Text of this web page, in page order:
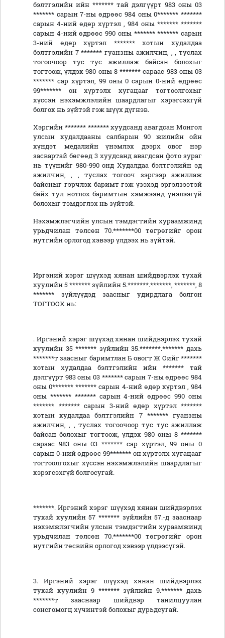
бэлтгэлийн ийн ******* тай дэлгүүрт 983 оны 03
******* сарын 7-ны өдрөөс 984 оны 0******* *******
сарын 4-ний өдөр хүртэл , 984 оны ******* *******
сарын 4-ний өдрөөс 990 оны ******* ******* сарын
3-ний өдөр хүртэл ******* хотын худалдаа
бэлтгэлийн 7 ******* гуанзны ажилчин, , , туслах
тогоочоор тус тус ажиллаж байсан болохыг
тогтоож, үлдэх 980 оны 8 ******* сараас 983 оны 03
******* сар хүртэл, 99 оны 0 сарын 0-ний өдрөөс
99******* он хүртэлх хугацааг тогтоолгохыг
хүссэн нэхэмжлэлийн шаардлагыг хэрэгсэхгүй
болгох нь зүйтэй гэж шүүх дүгнэв.
Хэргийн ******* ******* хуудсанд авагдсан Монгол
улсын худалдааны салбарын 90 жилийн ойн
хүндэт медалийн үнэмлэх дээрх овог нэр
засвартай бөгөөд 3 хуудсанд авагдсан фото зураг
нь түүнийг 980-990 онд Худалдаа бэлтгэлийн эд
ажилчин, , , туслах тогооч зэргээр ажиллаж
байсныг гэрчлэх баримт гэж үзэхэд эргэлзээтэй
байх тул нотлох баримтын хэмжээнд үнэлээгүй
болохыг тэмдэглэх нь зүйтэй.
Нэхэмжлэгчийн улсын тэмдэгтийн хураамжинд
урьдчилан төлсөн 70.*******00 төгрөгийг орон
нутгийн орлогод хэвээр үлдээх нь зүйтэй.
Иргэний хэрэг шүүхэд хянан шийдвэрлэх тухай
хуулийн 5 ******* зүйлийн 5.*******.*******, *******, 8
******* зүйлүүдэд заасныг удирдлага болгон
ТОГТООХ нь:
. Иргэний хэрэг шүүхэд хянан шийдвэрлэх тухай
хуулийн 35 ******* зүйлийн 35.*******.******* дахь
*******т заасныг баримтлан Б овогт Ж Оийг *******
хотын худалдаа бэлтгэлийн ийн ******* тай
дэлгүүрт 983 оны 03 ******* сарын 7-ны өдрөөс 984
оны 0******* ******* сарын 4-ний өдөр хүртэл , 984
оны ******* ******* сарын 4-ний өдрөөс 990 оны
******* ******* сарын 3-ний өдөр хүртэл *******
хотын худалдаа бэлтгэлийн 7 ******* гуанзны
ажилчин, , , туслах тогоочоор тус тус ажиллаж
байсан болохыг тогтоож, үлдэх 980 оны 8 *******
сараас 983 оны 03 ******* сар хүртэл, 99 оны 0
сарын 0-ний өдрөөс 99******* он хүртэлх хугацааг
тогтоолгохыг хүссэн нэхэмжлэлийн шаардлагыг
хэрэгсэхгүй болгосугай.
*******. Иргэний хэрэг шүүхэд хянан шийдвэрлэх
тухай хуулийн 57 ******* зүйлийн 57.-д зааснаар
нэхэмжлэгчийн улсын тэмдэгтийн хураамжинд
урьдчилан төлсөн 70.*******00 төгрөгийг орон
нутгийн төсвийн орлогод хэвээр үлдээсүгэй.
3. Иргэний хэрэг шүүхэд хянан шийдвэрлэх
тухай хуулийн 9 ******* зүйлийн 9.******* дахь
*******т зааснаар шийдвэр танилцуулан
сонсгомогц хүчинтэй болохыг дурьдсугай.